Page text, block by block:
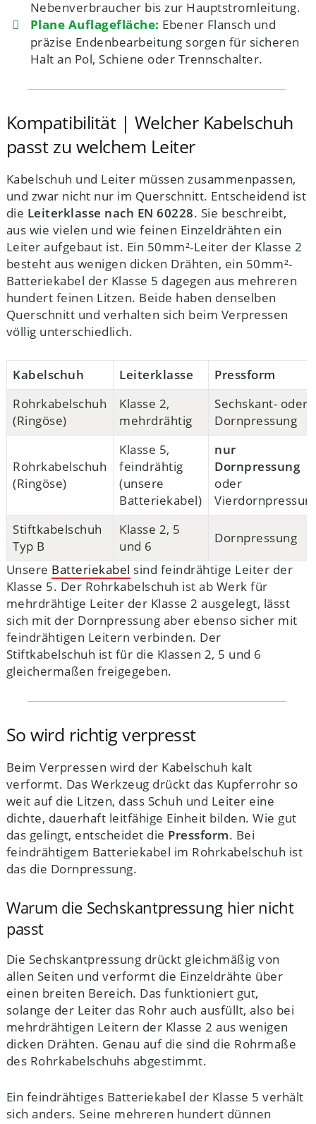
Nebenverbraucher bis zur Hauptstromleitung.
Plane Auflagefläche: Ebener Flansch und
präzise Endenbearbeitung sorgen für sicheren
Halt an Pol, Schiene oder Trennschalter.
Kompatibilität | Welcher Kabelschuh
passt zu welchem Leiter
Kabelschuh und Leiter müssen zusammenpassen,
und zwar nicht nur im Querschnitt. Entscheidend ist
die Leiterklasse nach EN 60228. Sie beschreibt,
aus wie vielen und wie feinen Einzeldrähten ein
Leiter aufgebaut ist. Ein 50mm²-Leiter der Klasse 2
besteht aus wenigen dicken Drähten, ein 50mm²-
Batteriekabel der Klasse 5 dagegen aus mehreren
hundert feinen Litzen. Beide haben denselben
Querschnitt und verhalten sich beim Verpressen
völlig unterschiedlich.
Kabelschuh Leiterklasse
Pressform
Rohrkabelschuh
(Ringöse)
Klasse 2,
mehrdrähtig
Sechskant- oder
Dornpressung
Rohrkabelschuh
(Ringöse)
Klasse 5,
feindrähtig
(unsere
Batteriekabel)
nur
Dornpressung
oder
Stiftkabelschuh
Typ B
Klasse 2, 5
und 6
Dornpressung
Unsere Batteriekabel sind feindrähtige Leiter der
Klasse 5. Der Rohrkabelschuh ist ab Werk für
mehrdrähtige Leiter der Klasse 2 ausgelegt, lässt
sich mit der Dornpressung aber ebenso sicher mit
feindrähtigen Leitern verbinden. Der
Stiftkabelschuh ist für die Klassen 2, 5 und 6
gleichermaßen freigegeben.
So wird richtig verpresst
Beim Verpressen wird der Kabelschuh kalt
verformt. Das Werkzeug drückt das Kupferrohr so
weit auf die Litzen, dass Schuh und Leiter eine
dichte, dauerhaft leitfähige Einheit bilden. Wie gut
das gelingt, entscheidet die Pressform. Bei
feindrähtigem Batteriekabel im Rohrkabelschuh ist
das die Dornpressung.
Warum die Sechskantpressung hier nicht
passt
Die Sechskantpressung drückt gleichmäßig von
allen Seiten und verformt die Einzeldrähte über
einen breiten Bereich. Das funktioniert gut,
solange der Leiter das Rohr auch ausfüllt, also bei
mehrdrähtigen Leitern der Klasse 2 aus wenigen
dicken Drähten. Genau auf die sind die Rohrmaße
des Rohrkabelschuhs abgestimmt.
Ein feindrähtiges Batteriekabel der Klasse 5 verhält
sich anders. Seine mehreren hundert dünnen